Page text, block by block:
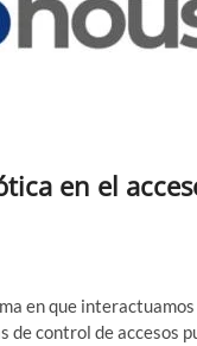
en el
en que
de control de accesos